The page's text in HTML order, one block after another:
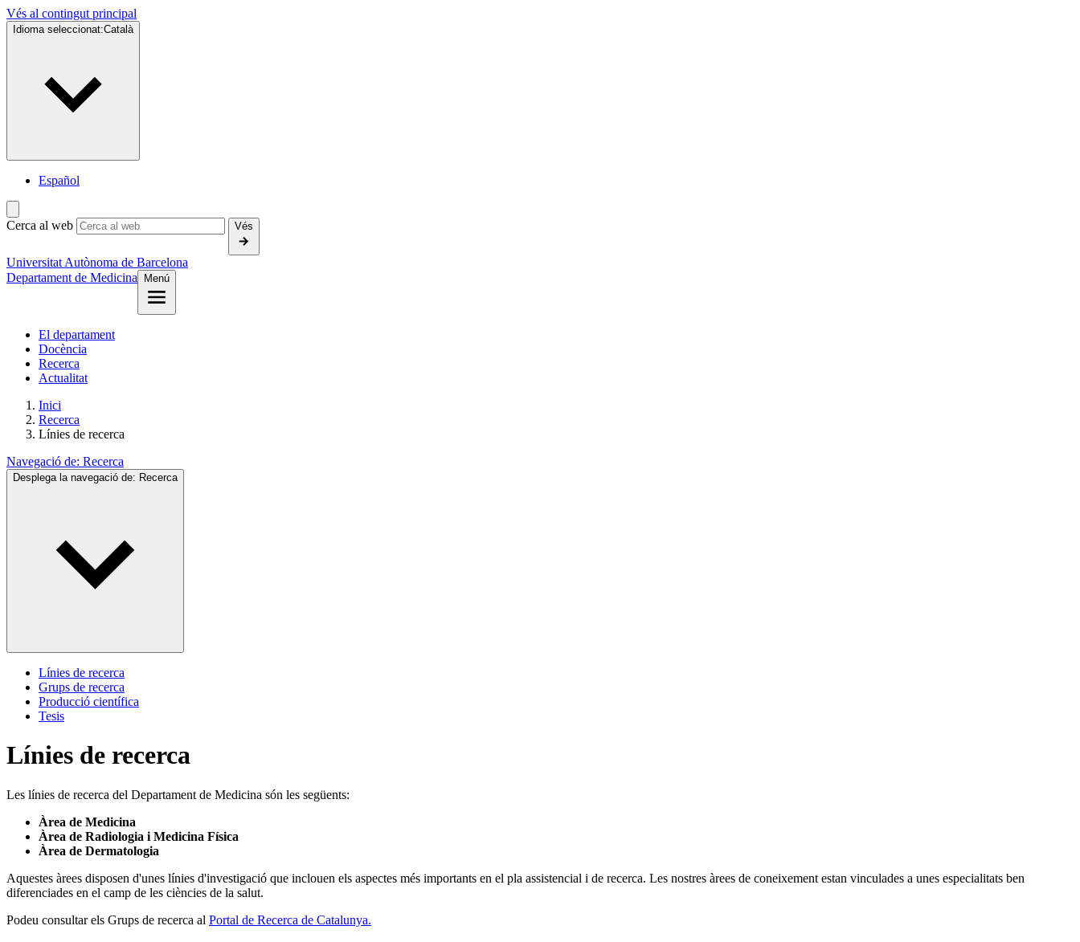
Vés al contingut principal
Idioma seleccionat:Català
Español
Cerca al web Vés
Universitat Autònoma de Barcelona
Departament de Medicina
Menú
El departament
Docència
Recerca
Actualitat
Inici
Recerca
Línies de recerca
Navegació de: Recerca
Desplega la navegació de: Recerca
Línies de recerca
Grups de recerca
Producció científica
Tesis
Línies de recerca
Les línies de recerca del Departament de Medicina són les següents:
Àrea de Medicina
Àrea de Radiologia i Medicina Física
Àrea de Dermatologia
Aquestes àrees disposen d'unes línies d'investigació que inclouen els aspectes més importants en el pla assistencial i de recerca. Les nostres àrees de coneixement estan vinculades a unes especialitats ben
diferenciades en el camp de les ciències de la salut.
Podeu consultar els Grups de recerca al Portal de Recerca de Catalunya.